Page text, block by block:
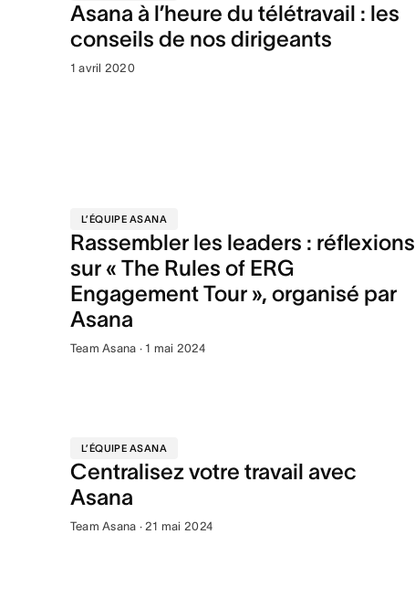
Asana à l’heure du télétravail : les
conseils de nos dirigeants
1 avril 2020
L’ÉQUIPE ASANA
Rassembler les leaders : réflexions
sur « The Rules of ERG
Engagement Tour », organisé par
Asana
Team Asana · 1 mai 2024
L’ÉQUIPE ASANA
Centralisez votre travail avec
Asana
Team Asana · 21 mai 2024